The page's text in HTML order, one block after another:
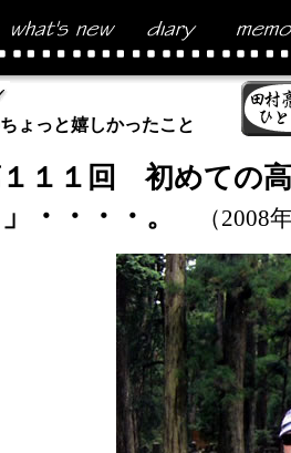
ょっと嬉しかったこと
１１回 初めての
・・・・。
（2008